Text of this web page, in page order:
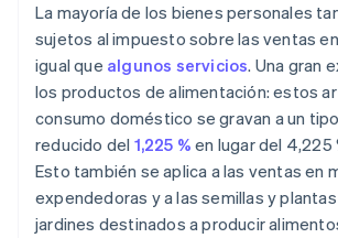
La mayoría de los bienes personales
sujetos al impuesto sobre las ventas
igual que algunos servicios. Una gran
los productos de alimentación: estos
consumo doméstico se gravan a un
reducido del 1,225 % en lugar del 4,225
Esto también se aplica a las ventas en
expendedoras y a las semillas y
jardines destinados a producir